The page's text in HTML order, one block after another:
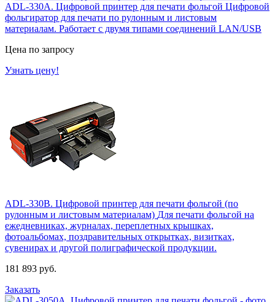
ADL-330А. Цифровой принтер для печати фольгой Цифровой
фольгиратор для печати по рулонным и листовым
материалам. Работает с двумя типами соединений LAN/USB
Цена по запросу
Узнать цену!
ADL-330B. Цифровой принтер для печати фольгой (по
рулонным и листовым материалам) Для печати фольгой на
ежедневниках, журналах, переплетных крышках,
фотоальбомах, поздравительных открытках, визитках,
сувенирах и другой полиграфической продукции.
181 893 руб.
Заказать